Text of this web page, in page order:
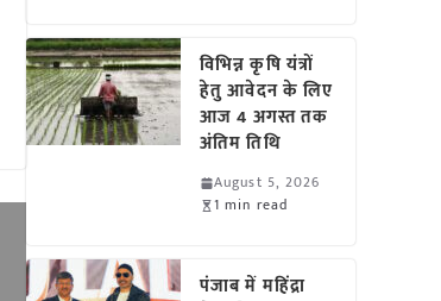
विभिन्न कृषि यंत्रों
हेतु आवेदन के लिए
आज 4 अगस्त तक
अंतिम तिथि
August 5, 2026
1 min read
पंजाब में महिंद्रा